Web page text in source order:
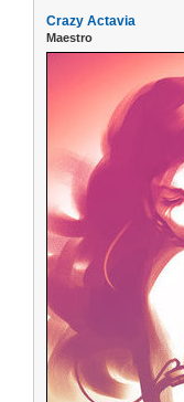
Crazy Actavia
Maestro